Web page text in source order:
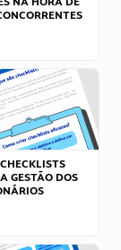
GESTÃO DOS